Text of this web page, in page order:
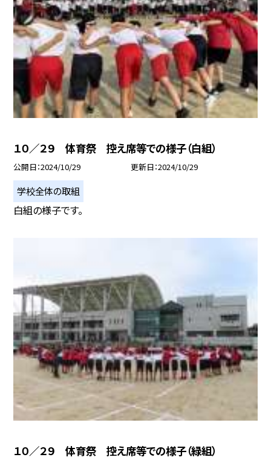
１０／２９ 体育祭 控え席等での様子（白組）
公開日 2024/10/29 更新日 2024/10/29
学校全体の取組
白組の様子です。
１０／２９ 体育祭 控え席等での様子（緑組）